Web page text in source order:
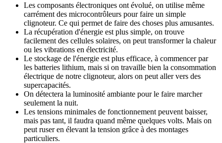
Les composants électroniques ont évolué, on utilise même
carrément des microcontrôleurs pour faire un simple
clignoteur. Ce qui permet de faire des choses plus amusantes.
La récupération d'énergie est plus simple, on trouve
facilement des cellules solaires, on peut transformer la chaleur
ou les vibrations en électricité.
Le stockage de l'énergie est plus efficace, à commencer par
les batteries lithium, mais si on travaille bien la consommation
électrique de notre clignoteur, alors on peut aller vers des
supercapacités.
On détectera la luminosité ambiante pour le faire marcher
seulement la nuit.
Les tensions minimales de fonctionnement peuvent baisser,
mais pas tant, il faudra quand même quelques volts. Mais on
peut ruser en élevant la tension grâce à des montages
particuliers.